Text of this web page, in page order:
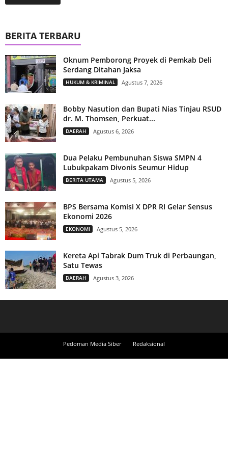
BERITA TERBARU
Oknum Pemborong Proyek di Pemkab Deli
Serdang Ditahan Jaksa
HUKUM & KRIMINAL Agustus 7, 2026
Bobby Nasution dan Bupati Nias Tinjau RSUD
dr. M. Thomsen, Perkuat...
DAERAH Agustus 6, 2026
Dua Pelaku Pembunuhan Siswa SMPN 4
Lubukpakam Divonis Seumur Hidup
BERITA UTAMA Agustus 5, 2026
BPS Bersama Komisi X DPR RI Gelar Sensus
Ekonomi 2026
EKONOMI Agustus 5, 2026
Kereta Api Tabrak Dum Truk di Perbaungan,
Satu Tewas
DAERAH Agustus 3, 2026
Pedoman Media Siber Redaksional